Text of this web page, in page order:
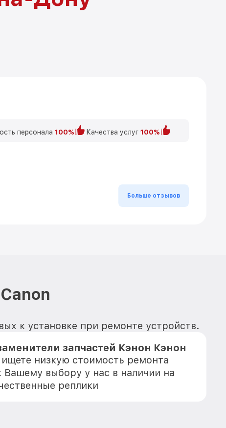
персонала 100% Качества услуг 100%
Больше отзывов
к установке при ремонте устройств.
запчастей Кэнон Кэнон
низкую стоимость ремонта
Вашему выбору у нас в наличии на
реплики